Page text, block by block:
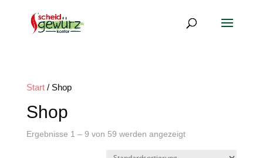
Start/ Shop
Shop
Ergebnisse 1 – 9 von 59 werden angezeigt